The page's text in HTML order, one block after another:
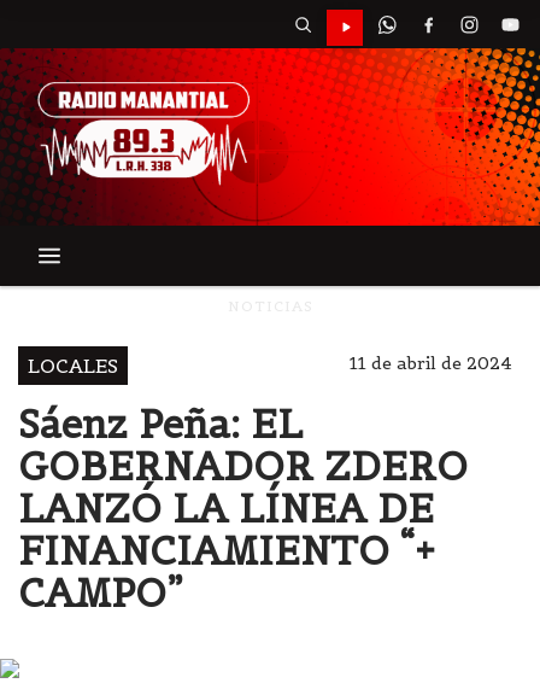
LOCALES 11 de abril de 2024
Sáenz Peña: EL
GOBERNADOR ZDERO
LANZÓ LA LÍNEA DE
FINANCIAMIENTO “+
CAMPO”